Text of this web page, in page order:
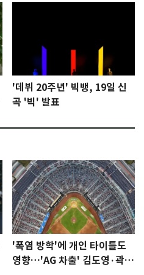
'데뷔 20주년' 빅뱅, 19일 신
곡 '빅' 발표
'폭염 방학'에 개인 타이틀도
영향…'AG 차출' 김도영·곽빈